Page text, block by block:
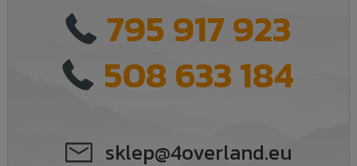
795 917 923
508 633 184
sklep@4overland.eu